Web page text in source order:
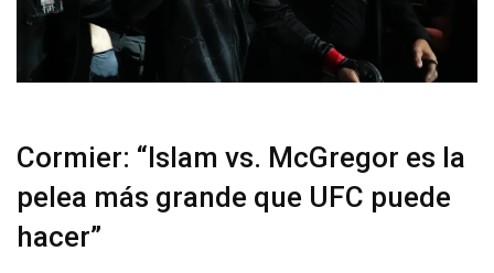
Cormier: “Islam vs. McGregor es la
pelea más grande que UFC puede
hacer”